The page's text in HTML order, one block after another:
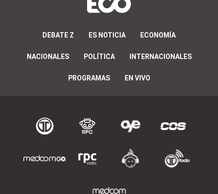
DEBATE Z ES NOTICIA ECONOMÍA
NACIONALES POLÍTICA INTERNACIONALES
PROGRAMAS EN VIVO